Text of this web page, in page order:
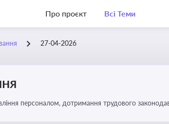
Про проєкт Всі Теми
27-04-2026
персоналом, дотримання трудового